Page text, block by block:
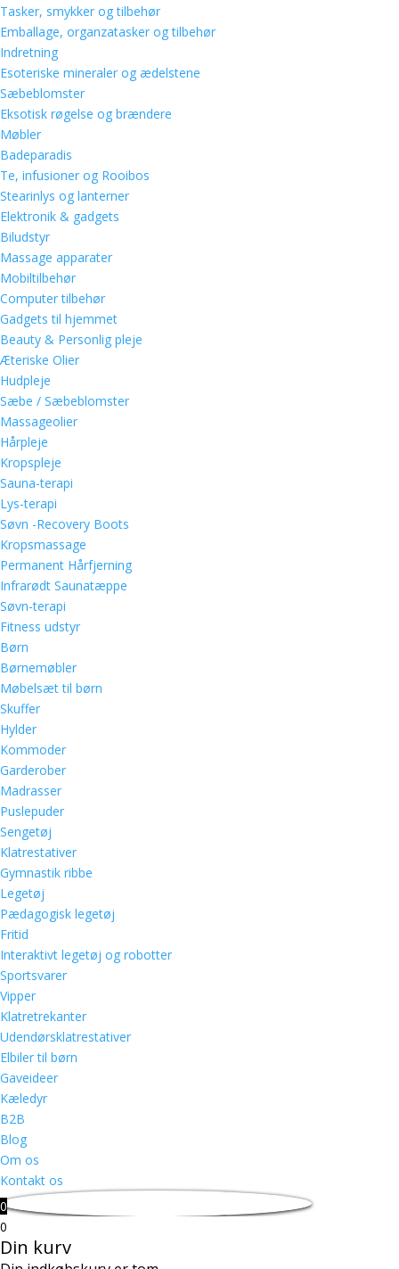
Tasker, smykker og tilbehør
Emballage, organzatasker og tilbehør
Indretning
Esoteriske mineraler og ædelstene
Sæbeblomster
Eksotisk røgelse og brændere
Møbler
Badeparadis
Te, infusioner og Rooibos
Stearinlys og lanterner
Elektronik & gadgets
Biludstyr
Massage apparater
Mobiltilbehør
Computer tilbehør
Gadgets til hjemmet
Beauty & Personlig pleje
Æteriske Olier
Hudpleje
Sæbe / Sæbeblomster
Massageolier
Hårpleje
Kropspleje
Sauna-terapi
Lys-terapi
Søvn -Recovery Boots
Kropsmassage
Permanent Hårfjerning
Infrarødt Saunatæppe
Søvn-terapi
Fitness udstyr
Børn
Børnemøbler
Møbelsæt til børn
Skuffer
Hylder
Kommoder
Garderober
Madrasser
Puslepuder
Sengetøj
Klatrestativer
Gymnastik ribbe
Legetøj
Pædagogisk legetøj
Fritid
Interaktivt legetøj og robotter
Sportsvarer
Vipper
Klatretrekanter
Udendørsklatrestativer
Elbiler til børn
Gaveideer
Kæledyr
B2B
Blog
Om os
Kontakt os
0
0
Din kurv